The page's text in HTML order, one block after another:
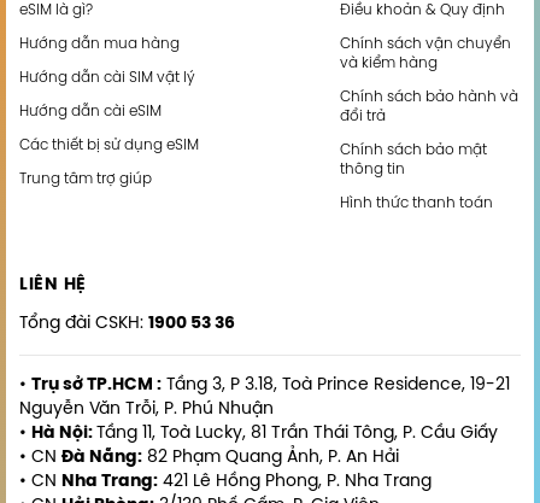
eSIM là gì?
Hướng dẫn mua hàng
Hướng dẫn cài SIM vật lý
Hướng dẫn cài eSIM
Các thiết bị sử dụng eSIM
Trung tâm trợ giúp
Điều khoản & Quy định
Chính sách vận chuyển
và kiểm hàng
Chính sách bảo hành và
đổi trả
Chính sách bảo mật
thông tin
Hình thức thanh toán
LIÊN HỆ
Tổng đài CSKH: 1900 53 36
• Trụ sở TP.HCM : Tầng 3, P 3.18, Toà Prince Residence, 19-21
Nguyễn Văn Trỗi, P. Phú Nhuận
• Hà Nội:
Tầng 11, Toà Lucky, 81 Trần Thái Tông, P. Cầu Giấy
• CN Đà Nẵng: 82 Phạm Quang Ảnh, P. An Hải
• CN Nha Trang: 421 Lê Hồng Phong, P. Nha Trang